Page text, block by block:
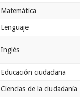
Matemática
Lenguaje
Inglés
Educación ciudadana
Ciencias de la ciudadanía